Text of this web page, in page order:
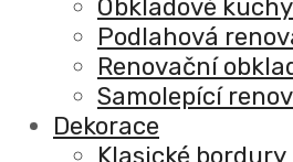
Obkladové
Podlahová
Renovační
Samolepící
Dekorace